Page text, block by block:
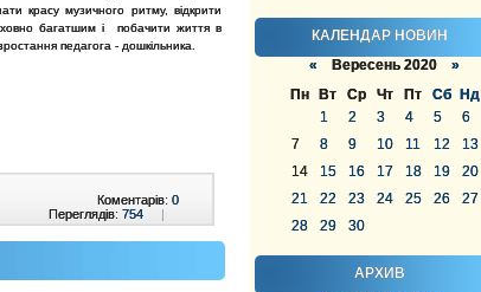
КАЛЕНДАР НОВИН
« Вересень 2020 »
Пн
Вт Ср Чт Пт Сб
Нд
1
2 3 4 5
6
7
8 9 10 11 12
13
14
15 16 17 18 19
20
21
22 23 24 25 26
27
28
29 30
АРХИВ
красу музичного ритму, відкрити
багатшим і побачити життя в
педагога - дошкільника.
Коментарів: 0
Переглядів: 754 |